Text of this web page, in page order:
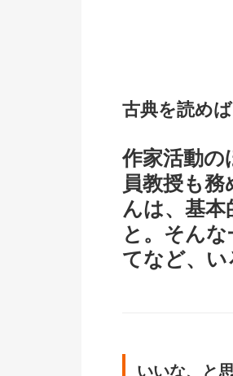
古典を読め
作家活動の
員教授も
んは、基
と。そん
てなど、
いいな、と